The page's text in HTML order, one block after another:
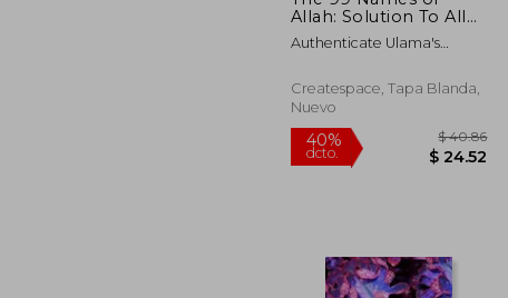
Allah: Solution To All
Your Problems (en
Inglés)
Authenticate Ulama's
Createspace, Tapa Blanda,
Nuevo